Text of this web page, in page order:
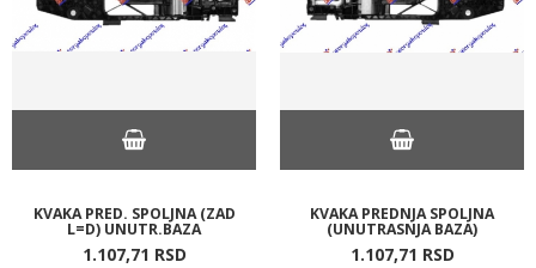
KVAKA PRED. SPOLJNA (ZAD
L=D) UNUTR.BAZA
1.107,71 RSD
KVAKA PREDNJA SPOLJNA
(UNUTRASNJA BAZA)
1.107,71 RSD